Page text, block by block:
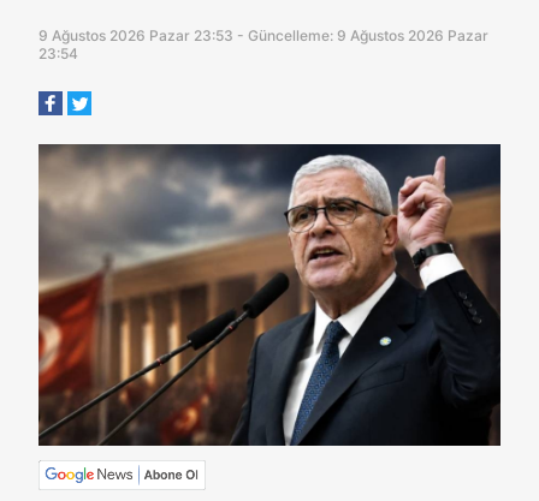
9 Ağustos 2026 Pazar 23:53 - Güncelleme: 9 Ağustos 2026 Pazar
23:54